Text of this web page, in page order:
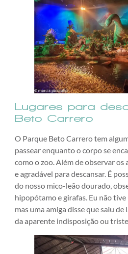
Lugares para
Beto Carrero
O Parque Beto Carrero tem
passear enquanto o corpo se
como o zoo. Além de observar os
e agradável para descansar. É
do nosso mico-leão dourado,
hipopótamo e girafas. Eu não
mas uma amiga disse que saiu
da aparente indisposição ou